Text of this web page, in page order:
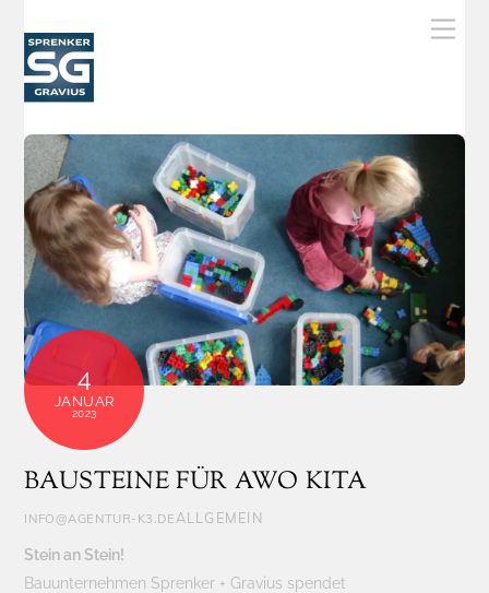
content
4
JANUAR
2023
BAUSTEINE FÜR AWO KITA
INFO@AGENTUR-K3.DEALLGEMEIN
Stein an Stein!
Bauunternehmen Sprenker + Gravius spendet